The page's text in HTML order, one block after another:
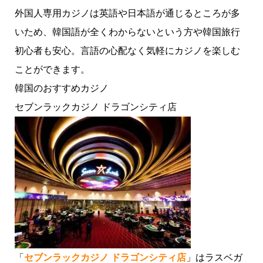
外国人専用カジノは英語や日本語が通じるところが多
いため、韓国語が全くわからないという方や韓国旅行
初心者も安心。言語の心配なく気軽にカジノを楽しむ
ことができます。
韓国のおすすめカジノ
セブンラックカジノ ドラゴンシティ店
「 セブンラックカジノ ドラゴンシティ店」はラスベガ